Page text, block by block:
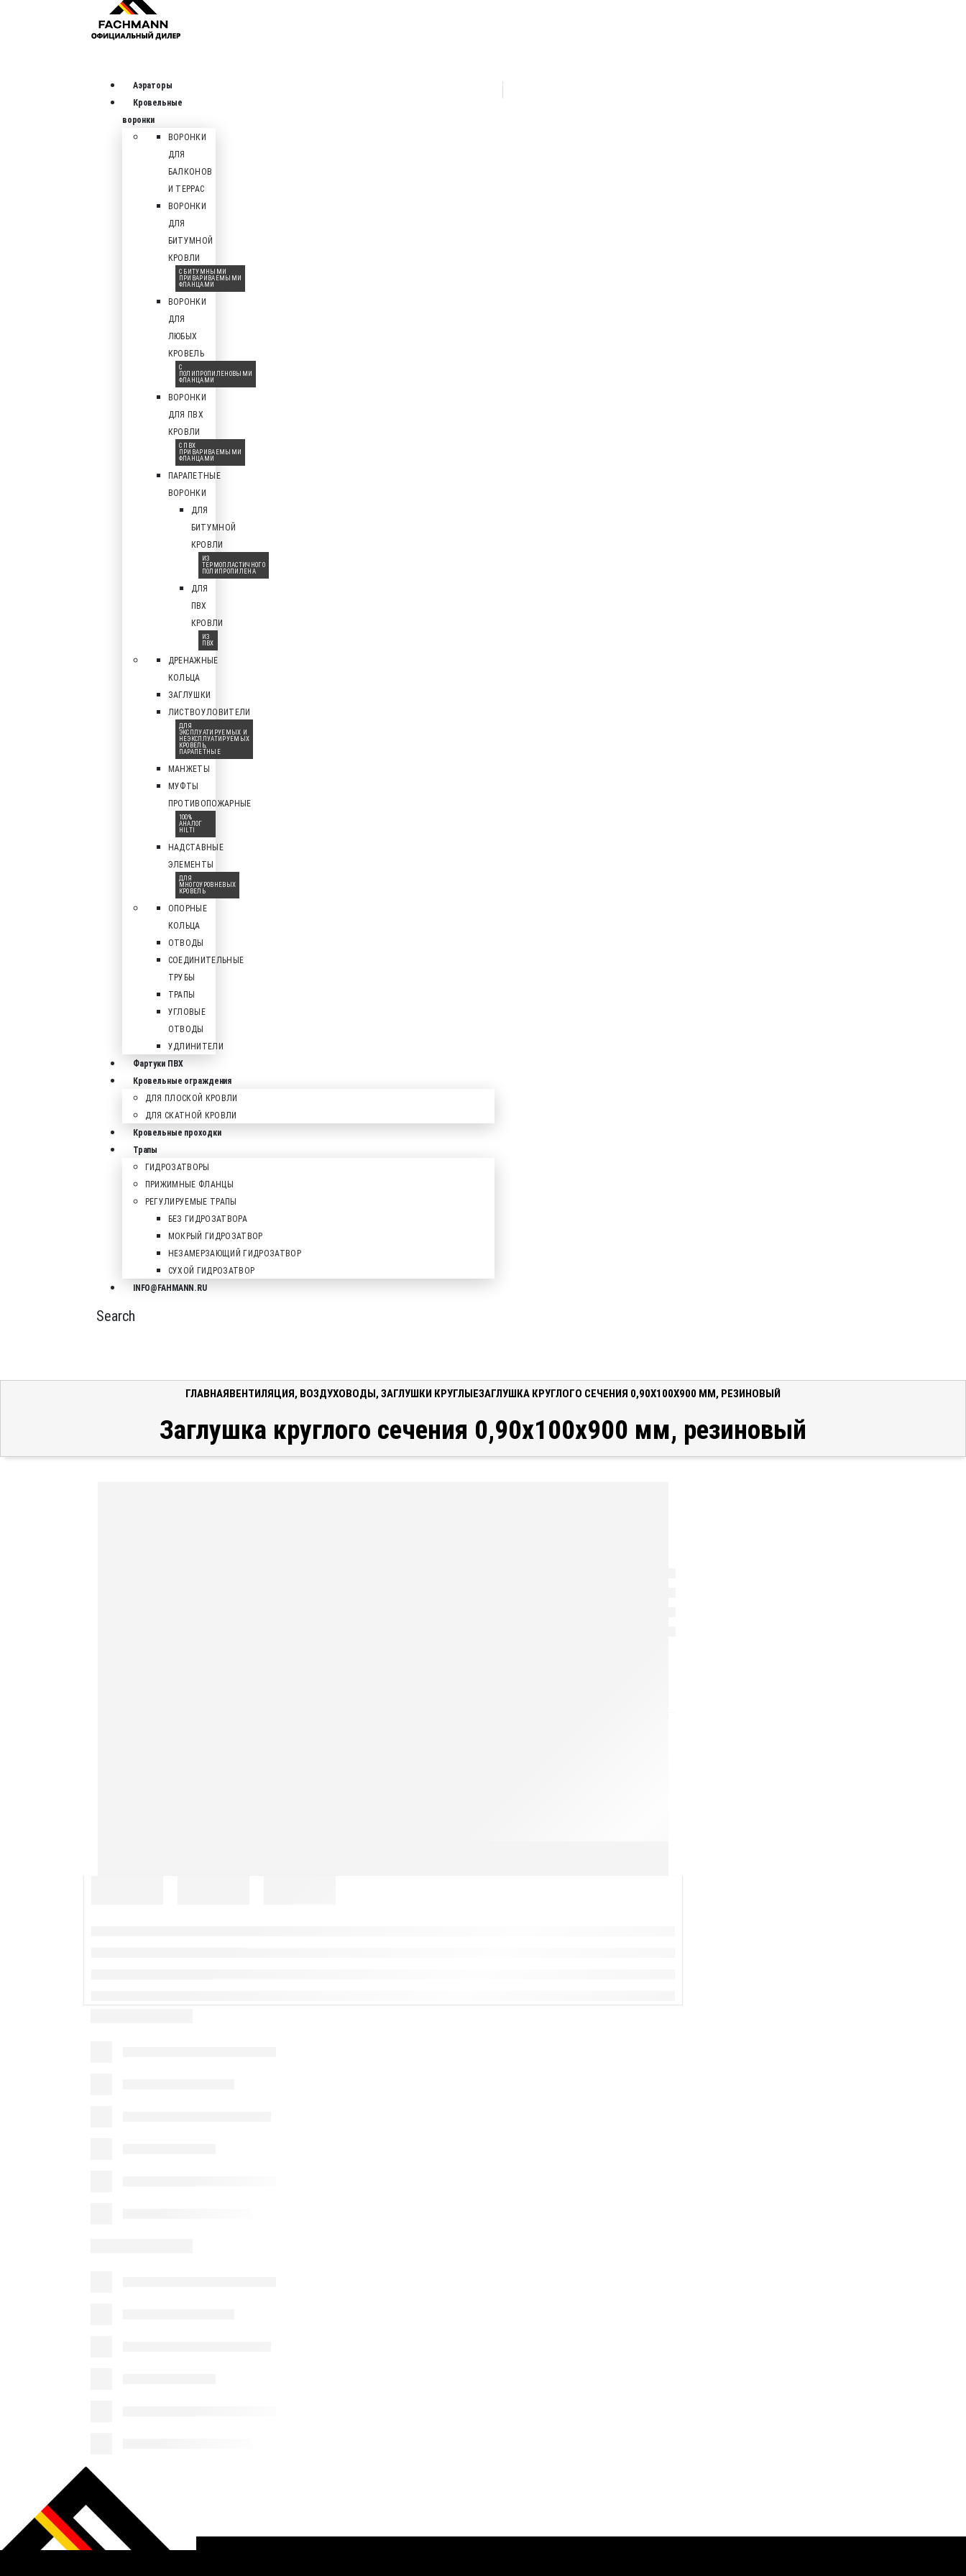
Аэраторы
Кровельные
воронки
ВОРОНКИ
ДЛЯ
БАЛКОНОВ
И ТЕРРАС
ВОРОНКИ
ДЛЯ
БИТУМНОЙ
КРОВЛИ
С БИТУМНЫМИ
ПРИВАРИВАЕМЫМИ
ФЛАНЦАМИ
ВОРОНКИ
ДЛЯ
ЛЮБЫХ
КРОВЕЛЬ
С
ПОЛИПРОПИЛЕНОВЫМИ
ФЛАНЦАМИ
ВОРОНКИ
ДЛЯ ПВХ
КРОВЛИ
С ПВХ
ПРИВАРИВАЕМЫМИ
ФЛАНЦАМИ
ПАРАПЕТНЫЕ
ВОРОНКИ
ДЛЯ
БИТУМНОЙ
КРОВЛИ
ИЗ
ТЕРМОПЛАСТИЧНОГО
ПОЛИПРОПИЛЕНА
ДЛЯ
ПВХ
КРОВЛИ
ИЗ
ПВХ
ДРЕНАЖНЫЕ
КОЛЬЦА
ЗАГЛУШКИ
ЛИСТВОУЛОВИТЕЛИ
ДЛЯ
ЭКСПЛУАТИРУЕМЫХ И
НЕЭКСПЛУАТИРУЕМЫХ
КРОВЕЛЬ,
ПАРАПЕТНЫЕ
МАНЖЕТЫ
МУФТЫ
ПРОТИВОПОЖАРНЫЕ
100%
АНАЛОГ
HILTI
НАДСТАВНЫЕ
ЭЛЕМЕНТЫ
ДЛЯ
МНОГОУРОВНЕВЫХ
КРОВЕЛЬ
ОПОРНЫЕ
КОЛЬЦА
ОТВОДЫ
СОЕДИНИТЕЛЬНЫЕ
ТРУБЫ
ТРАПЫ
УГЛОВЫЕ
ОТВОДЫ
УДЛИНИТЕЛИ
Фартуки ПВХ
Кровельные ограждения
ДЛЯ ПЛОСКОЙ КРОВЛИ
ДЛЯ СКАТНОЙ КРОВЛИ
Кровельные проходки
Трапы
ГИДРОЗАТВОРЫ
ПРИЖИМНЫЕ ФЛАНЦЫ
РЕГУЛИРУЕМЫЕ ТРАПЫ
БЕЗ ГИДРОЗАТВОРА
МОКРЫЙ ГИДРОЗАТВОР
НЕЗАМЕРЗАЮЩИЙ ГИДРОЗАТВОР
СУХОЙ ГИДРОЗАТВОР
INFO@FAHMANN.RU
Search
ГЛАВНАЯВЕНТИЛЯЦИЯ, ВОЗДУХОВОДЫ,ЗАГЛУШКИ КРУГЛЫЕЗАГЛУШКА КРУГЛОГО СЕЧЕНИЯ 0,90X100X900 ММ, РЕЗИНОВЫЙ
Заглушка круглого сечения 0,90x100x900 мм, резиновый